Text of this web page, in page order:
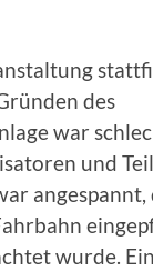
des
war
und
angespannt,
wurde.